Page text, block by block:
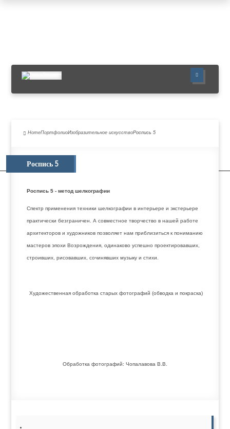
НОВОСТИ
HomeПортфолиоИзобразительное искусствоРоспись 5
Роспись 5
Роспись 5 - метод шелкографии
Спектр применения техники шелкографии в интерьере и экстерьере
практически безграничен. А совместное творчество в нашей работе
архитекторов и художников позволяет нам приблизиться к пониманию
мастеров эпохи Возрождения, одинаково успешно проектировавших,
строивших, рисовавших, сочинявших музыку и стихи.
Художественная обработка старых фотографий (обводка и покраска)
Обработка фотографий: Чопалавова В.В.